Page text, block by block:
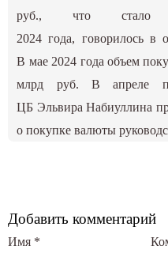
руб., что
2024 года, говорилосьв
В мае 2024 года объем
млрд руб. В апреле
ЦБ Эльвира Набиуллина
о покупке валюты
Добавить комментарий
Имя *